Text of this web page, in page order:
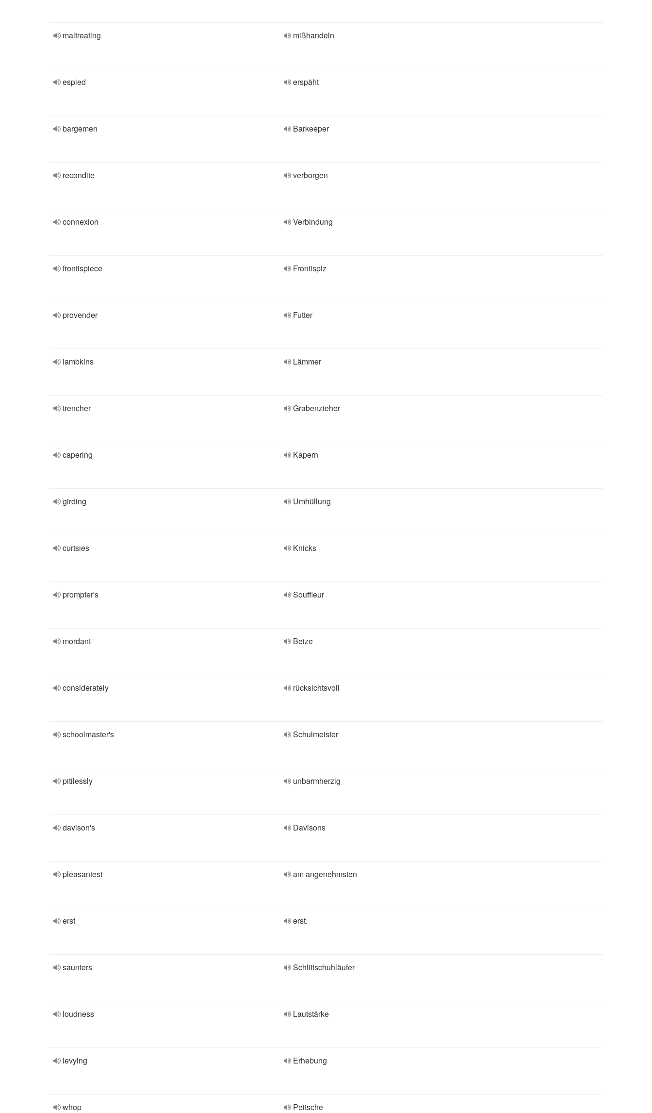
maltreating mißhandeln
espied erspäht
bargemen Barkeeper
recondite verborgen
connexion Verbindung
frontispiece Frontispiz
provender Futter
lambkins Lämmer
trencher Grabenzieher
capering Kapern
girding Umhüllung
curtsies Knicks
prompter's Souffleur
mordant Beize
considerately rücksichtsvoll
schoolmaster's Schulmeister
pitilessly unbarmherzig
davison's Davisons
pleasantest am angenehmsten
erst erst.
saunters Schlittschuhläufer
loudness Lautstärke
levying Erhebung
whop Peitsche